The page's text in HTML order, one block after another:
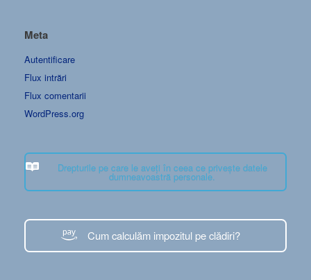
Meta
Autentificare
Flux intrări
Flux comentarii
WordPress.org
Drepturile pe care le aveți în ceea ce privește datele
dumneavoastră personale.
Cum calculăm impozitul pe clădiri?